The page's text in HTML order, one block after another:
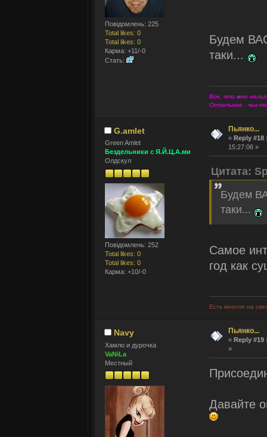
Повідомлень: 225
Total likes: 0
Total likes: 0
Карма: +11/-0
Стать:
Будем
таки...
Все, что мне
Остальное - чьи-
G.amlet
Green Amlet
Бездельники с Я.Й.Ц.А.ми
Олдскул
Повідомлень: 252
Total likes: 0
Total likes: 0
Карма: +10/-0
Пьянко...
« Reply #18
15:27:06 »
Цитата:
Будем
таки...
Самое
год как
Есть многое на
Navy
Хамло и дурочка
VaNiLa
Местный
Пьянко...
« Reply #19
»
Давайте